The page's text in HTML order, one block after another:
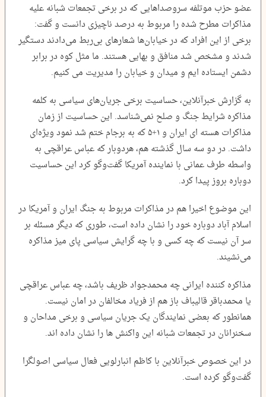
عضو حزب موتلفه سروصداهایی که در برخی تجمعات شبانه علیه
مذاکرات مطرح شده را مربوط به درصد ناچیزی دانست و گفت:
برخی از این افراد که در خیابان‌ها شعارهای بی‌ربط می‌دادند دستگیر
شدند و مشخص شد منافق و بهایی هستند. ما مثل کوه در برابر
دشمن ایستاده ایم و میدان و خیابان را مدیریت می کنیم.
به گزارش خبرآنلاین، حساسیت برخی جریان‌های سیاسی به کلمه
مذاکره شرایط جنگ و صلح نمی‌شناسد. این حساسیت از زمان
مذاکرات هسته ای ایران و ۱+۵ که به برجام ختم شد نمود ویژه‌ای
داشت. در دو سه سال گذشته هم، هردوبار که عباس عراقچی به
واسطه طرف عمانی با نماینده آمریکا گفت‌وگو کرد این حساسیت
دوباره بروز پیدا کرد.
این موضوع اخیرا هم در مذاکرات مربوط به جنگ ایران و آمریکا در
اسلام آباد دوباره خود را نشان داده است، طوری که دیگر مسئله بر
سر آن نیست که چه کسی و با چه گرایش سیاسی پای میز مذاکره
می‌نشیند.
مذاکره کننده ایرانی چه محمدجواد ظریف باشد، چه عباس عراقچی
یا محمدباقر قالیباف باز هم از فریاد مخالفان در امان نیست.
همانطور که بعضی نمایندگان یک جریان سیاسی و برخی مداحان و
سخنرانان در تجمعات شبانه این واکنش ها را نشان داده اند.
در این خصوص خبرآنلاین با کاظم انبارلویی فعال سیاسی اصولگرا
گفت‌وگو کرده است.